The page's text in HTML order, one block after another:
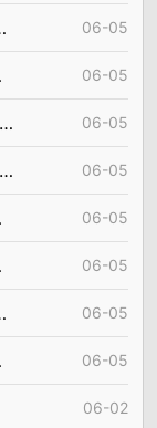
06-05
06-05
06-05
06-05
06-05
06-05
06-05
06-05
06-02